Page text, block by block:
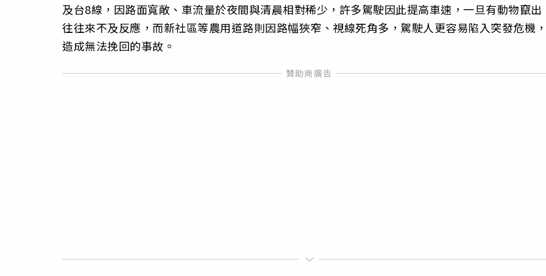
及台8線，因路面寬敞、車流量於夜間與清晨相對稀少，許多駕駛因此提高車速，一旦有動物竄出
往往來不及反應，而新社區等農用道路則因路幅狹窄、視線死角多，駕駛人更容易陷入突發危機
造成無法挽回的事故。